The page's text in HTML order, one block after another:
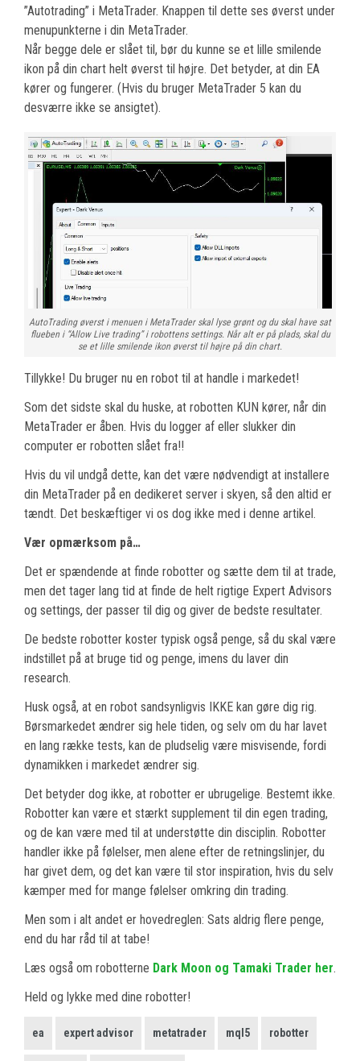
”Autotrading” i MetaTrader. Knappen til dette ses øverst under
menupunkterne i din MetaTrader.
Når begge dele er slået til, bør du kunne se et lille smilende
ikon på din chart helt øverst til højre. Det betyder, at din EA
kører og fungerer. (Hvis du bruger MetaTrader 5 kan du
desværre ikke se ansigtet).
AutoTrading øverst i menuen i MetaTrader skal lyse grønt og du skal have sat
flueben i “Allow Live trading” i robottens settings. Når alt er på plads, skal du
se et lille smilende ikon øverst til højre på din chart.
Tillykke! Du bruger nu en robot til at handle i markedet!
Som det sidste skal du huske, at robotten KUN kører, når din
MetaTrader er åben. Hvis du logger af eller slukker din
computer er robotten slået fra!!
Hvis du vil undgå dette, kan det være nødvendigt at installere
din MetaTrader på en dedikeret server i skyen, så den altid er
tændt. Det beskæftiger vi os dog ikke med i denne artikel.
Vær opmærksom på…
Det er spændende at finde robotter og sætte dem til at trade,
men det tager lang tid at finde de helt rigtige Expert Advisors
og settings, der passer til dig og giver de bedste resultater.
De bedste robotter koster typisk også penge, så du skal være
indstillet på at bruge tid og penge, imens du laver din
research.
Husk også, at en robot sandsynligvis IKKE kan gøre dig rig.
Børsmarkedet ændrer sig hele tiden, og selv om du har lavet
en lang række tests, kan de pludselig være misvisende, fordi
dynamikken i markedet ændrer sig.
Det betyder dog ikke, at robotter er ubrugelige. Bestemt ikke.
Robotter kan være et stærkt supplement til din egen trading,
og de kan være med til at understøtte din disciplin. Robotter
handler ikke på følelser, men alene efter de retningslinjer, du
har givet dem, og det kan være til stor inspiration, hvis du selv
kæmper med for mange følelser omkring din trading.
Men som i alt andet er hovedreglen: Sats aldrig flere penge,
end du har råd til at tabe!
Læs også om robotterne Dark Moon og Tamaki Trader her.
Held og lykke med dine robotter!
ea expert advisor metatrader mql5 robotter